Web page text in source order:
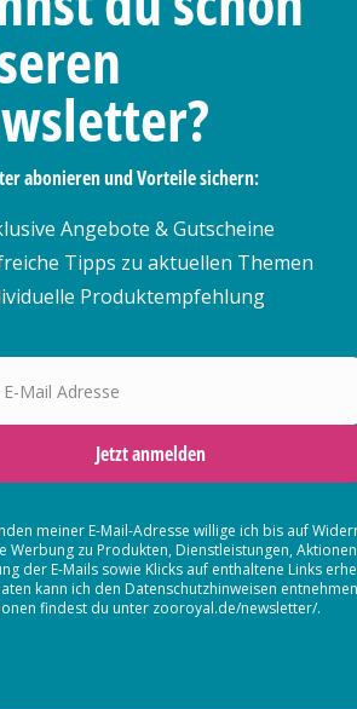
abonieren und Vorteile sichern:
Angebote & Gutscheine
Tipps zu aktuellen Themen
Produktempfehlung
Mail Adresse
Jetzt anmelden
meiner E-Mail-Adresse willige ich bis auf
Werbung zu Produkten, Dienstleistungen,
der E-Mails sowie Klicks auf enthaltene Links
kann ich den Datenschutzhinweisen
findest du unter zooroyal.de/newsletter/.